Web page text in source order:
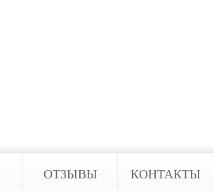
ОТЗЫВЫ КОНТАКТЫ